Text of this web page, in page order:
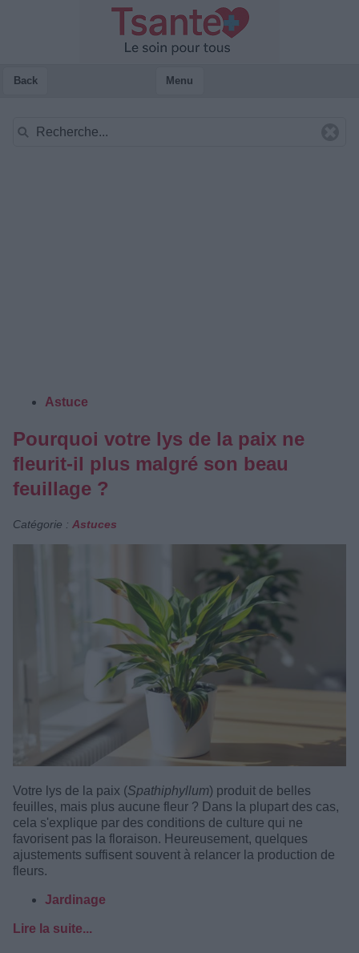
Back Menu
Astuce
Pourquoi votre lys de la paix ne
fleurit-il plus malgré son beau
feuillage ?
Catégorie : Astuces
Votre lys de la paix (Spathiphyllum) produit de belles
feuilles, mais plus aucune fleur ? Dans la plupart des cas,
cela s'explique par des conditions de culture qui ne
favorisent pas la floraison. Heureusement, quelques
ajustements suffisent souvent à relancer la production de
fleurs.
Jardinage
Lire la suite...